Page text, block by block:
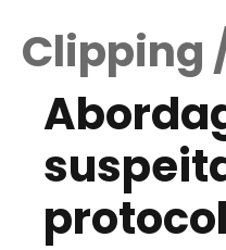
Clipping